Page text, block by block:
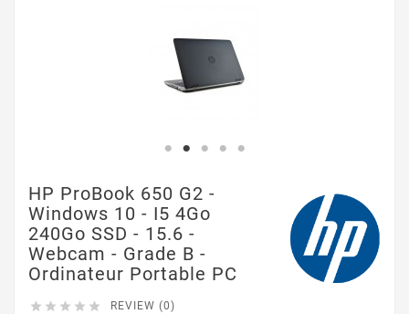
HP ProBook 650 G2 -
Windows 10 - I5 4Go
240Go SSD - 15.6 -
Webcam - Grade B -
Ordinateur Portable PC
     REVIEW (0)